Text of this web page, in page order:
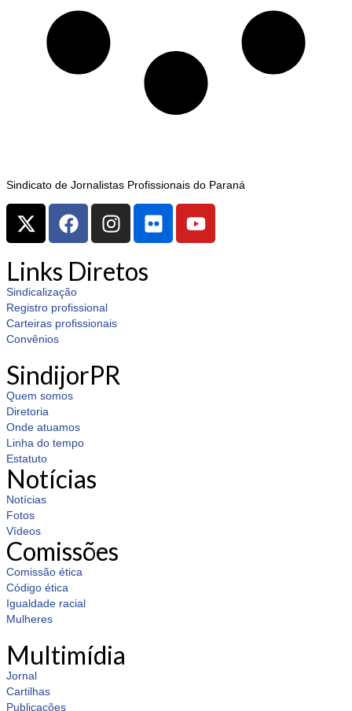
Sindicato de Jornalistas Profissionais do Paraná
Links Diretos
Sindicalização
Registro profissional
Carteiras profissionais
Convênios
SindijorPR
Quem somos
Diretoria
Onde atuamos
Linha do tempo
Estatuto
Notícias
Notícias
Fotos
Vídeos
Comissões
Comissão ética
Código ética
Igualdade racial
Mulheres
Multimídia
Jornal
Cartilhas
Publicações